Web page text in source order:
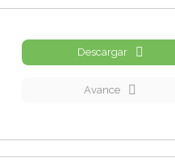
Descargar
Avance